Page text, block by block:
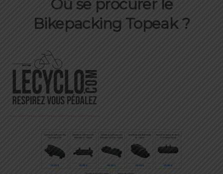
Où se procurer le
Bikepacking Topeak ?